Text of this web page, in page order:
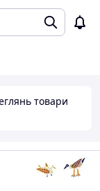
товари